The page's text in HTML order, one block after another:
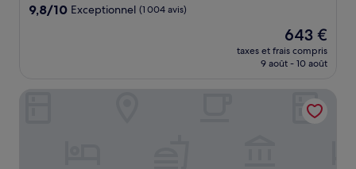
9.8
9,8/10 Exceptionnel (1 004 avis)
Le
nouveau
prix
de
643 €
643 €
taxes et frais compris
9 août - 10 août
Residence Inn Chicago Downtown Magnificent Mile